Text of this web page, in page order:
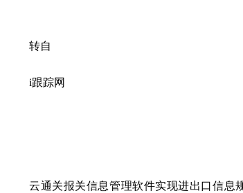
转自
i跟踪网
云通关报关信息管理软件实现进出口信息